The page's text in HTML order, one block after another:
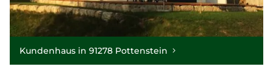
Kundenhaus in 91278 Pottenstein